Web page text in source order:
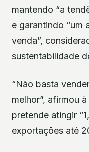
mantendo “a
e garantindo “um
venda”,
sustentabilidade
“Não basta
melhor”, afirmou
pretende atingir
exportações até